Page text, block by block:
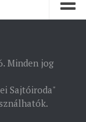
Minden jog
Sajtóiroda"